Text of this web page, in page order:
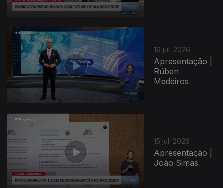
16 jul. 2026
Apresentação |
Rúben
Medeiros
15 jul. 2026
Apresentação |
João Simas
943001